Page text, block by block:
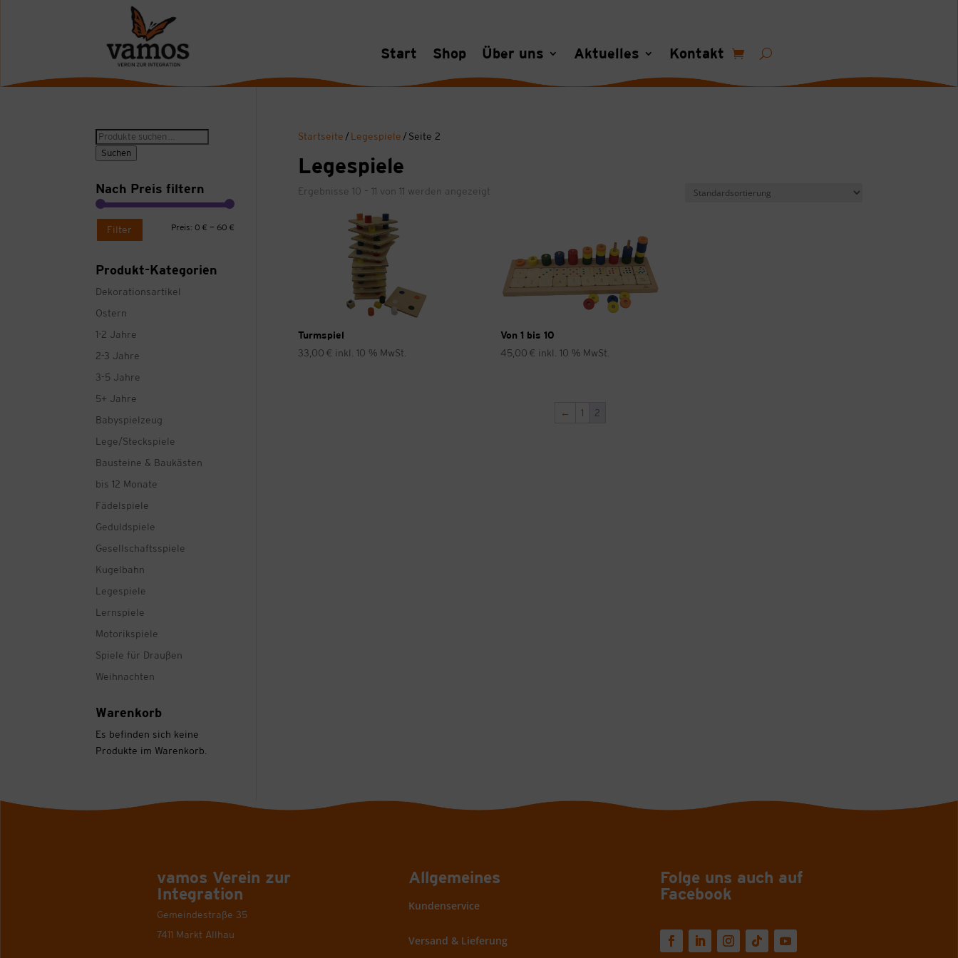
Start Shop Über uns Aktuelles Kontakt
Startseite /Legespiele / Seite 2
Legespiele
Ergebnisse 10 – 11 von 11 werden angezeigt
Turmspiel
33,00 € inkl. 10 % MwSt.
Von 1 bis 10
45,00 € inkl. 10 % MwSt.
← 1 2
Suche
nach:
Suchen
Nach Preis filtern
Min.
Max.
Filter Preis: 0 € — 60 €
Produkt-Kategorien
Dekorationsartikel
Ostern
1-2 Jahre
2-3 Jahre
3-5 Jahre
5+ Jahre
Babyspielzeug
Lege/Steckspiele
Bausteine & Baukästen
bis 12 Monate
Fädelspiele
Geduldspiele
Gesellschaftsspiele
Kugelbahn
Legespiele
Lernspiele
Motorikspiele
Spiele für Draußen
Weihnachten
Warenkorb
Es befinden sich keine
Produkte im Warenkorb.
vamos Verein zur
Integration
Gemeindestraße 35
7411 Markt Allhau
Allgemeines
Kundenservice
Versand & Lieferung
Folge uns auch auf
Facebook